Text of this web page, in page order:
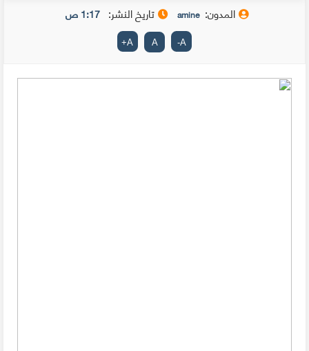
المدون: amine تاريخ النشر: 1:17 ص
A
-
A
A
+